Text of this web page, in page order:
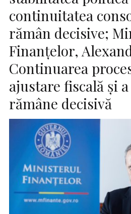
continuitatea
rămân decisive;
Finanțelor,
Continuarea
ajustare fiscală și
rămâne decisivă